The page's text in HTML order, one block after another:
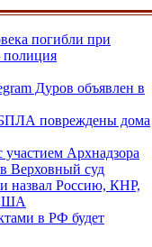
погибли при
полиция
Дуров объявлен в
повреждены дома
участием Архнадзора
Верховный суд
назвал Россию, КНР,
в РФ будет